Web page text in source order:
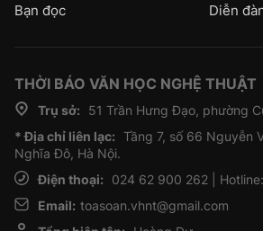
Bạn đọc
Diễn
THỜI BÁO VĂN HỌC NGHỆ THUẬT
Trụ sở:
51 Trần Hưng Đạo, phường
* Địa chỉ liên lạc: Tầng 7, số 66 Nguyễn
Nghĩa Đô, Hà Nội.
Điện thoại:
024 62 900 262 |
Email: toasoan.vhnt@gmail.com